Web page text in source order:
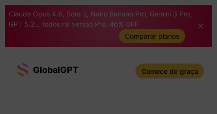
Claude Opus 4.6, Sora 2, Nano Banana Pro, Gemini 3 Pro,
GPT 5.2... todos na versão Pro. 46% OFF
Comparar planos
GlobalGPT Comece de graça